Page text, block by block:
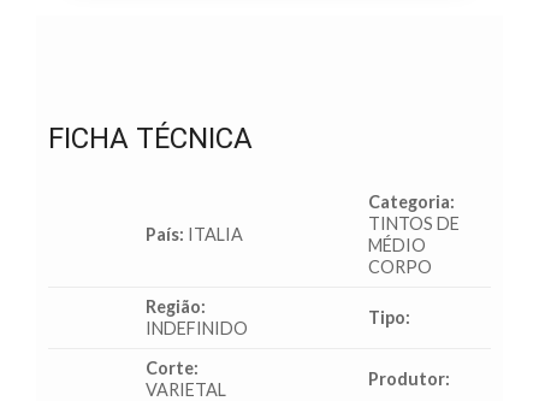
FICHA TÉCNICA
País: ITALIA
Categoria:
TINTOS DE
MÉDIO
CORPO
Região:
INDEFINIDO
Tipo:
Corte:
VARIETAL
Produtor: